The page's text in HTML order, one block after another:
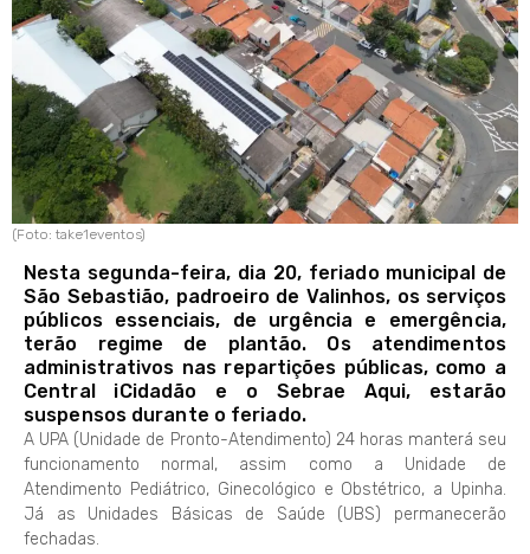
(Foto: take1eventos)
Nesta segunda-feira, dia 20, feriado municipal de
São Sebastião, padroeiro de Valinhos, os serviços
públicos essenciais, de urgência e emergência,
terão regime de plantão. Os atendimentos
administrativos nas repartições públicas, como a
Central iCidadão e o Sebrae Aqui, estarão
suspensos durante o feriado.
A UPA (Unidade de Pronto-Atendimento) 24 horas manterá seu
funcionamento normal, assim como a Unidade de
Atendimento Pediátrico, Ginecológico e Obstétrico, a Upinha.
Já as Unidades Básicas de Saúde (UBS) permanecerão
fechadas.